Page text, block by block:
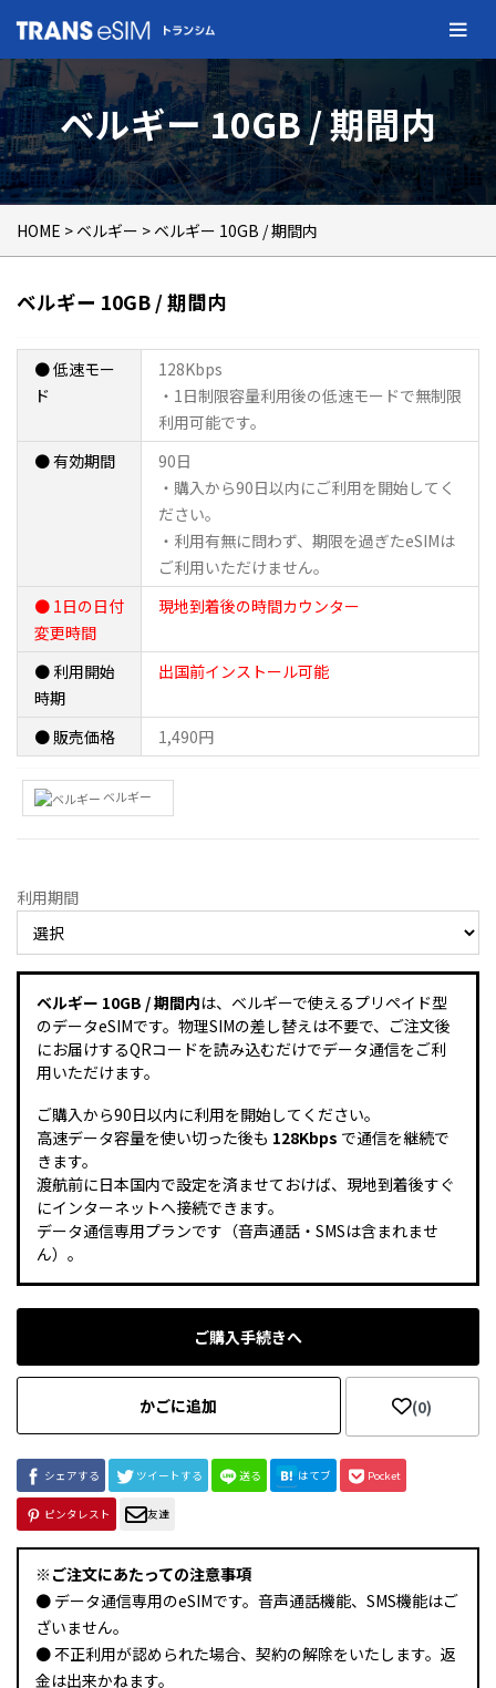
ベルギー 10GB / 期間内
HOME > ベルギー > ベルギー 10GB / 期間内
ベルギー 10GB / 期間内
● 低速モー
ド
128Kbps
・1日制限容量利用後の低速モードで無制限
利用可能です。
● 有効期間
90日
・購入から90日以内にご利用を開始してく
ださい。
・利用有無に問わず、期限を過ぎたeSIMは
ご利用いただけません。
● 1日の日付
変更時間
現地到着後の時間カウンター
● 利用開始
時期
出国前インストール可能
● 販売価格 1,490円
ベルギー
利用期間
ベルギー 10GB / 期間内は、ベルギーで使えるプリペイド型
のデータeSIMです。物理SIMの差し替えは不要で、ご注文後
にお届けするQRコードを読み込むだけでデータ通信をご利
用いただけます。
ご購入から90日以内に利用を開始してください。
高速データ容量を使い切った後も 128Kbps で通信を継続で
きます。
渡航前に日本国内で設定を済ませておけば、現地到着後すぐ
にインターネットへ接続できます。
データ通信専用プランです（音声通話・SMSは含まれませ
ん）。
ご購入手続きへ
(0)
かごに追加
シェアする ツイートする 送る はてブ Pocket
ピンタレスト 友達
※ご注文にあたっての注意事項
● データ通信専用のeSIMです。音声通話機能、SMS機能はご
ざいません。
● 不正利用が認められた場合、契約の解除をいたします。返
金は出来かねます。